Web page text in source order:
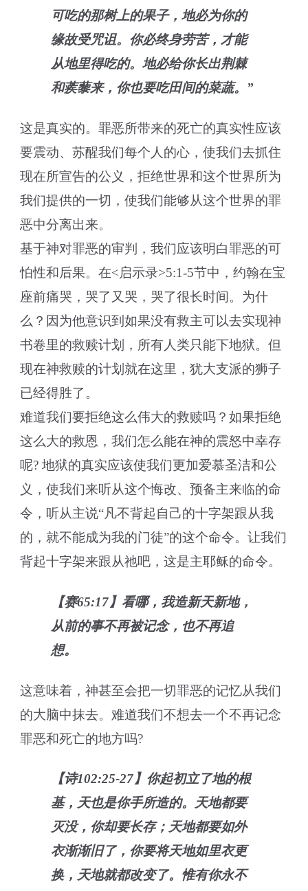
可吃的那树上的果子，地必为你的
缘故受咒诅。你必终身劳苦，才能
从地里得吃的。地必给你长出荆棘
和蒺藜来，你也要吃田间的菜蔬。”
这是真实的。罪恶所带来的死亡的真实性应该
要震动、苏醒我们每个人的心，使我们去抓住
现在所宣告的公义，拒绝世界和这个世界所为
我们提供的一切，使我们能够从这个世界的罪
恶中分离出来。
基于神对罪恶的审判，我们应该明白罪恶的可
怕性和后果。在<启示录>5:1-5节中，约翰在宝
座前痛哭，哭了又哭，哭了很长时间。为什
么？因为他意识到如果没有救主可以去实现神
书卷里的救赎计划，所有人类只能下地狱。但
现在神救赎的计划就在这里，犹大支派的狮子
已经得胜了。
难道我们要拒绝这么伟大的救赎吗？如果拒绝
这么大的救恩，我们怎么能在神的震怒中幸存
呢? 地狱的真实应该使我们更加爱慕圣洁和公
义，使我们来听从这个悔改、预备主来临的命
令，听从主说“凡不背起自己的十字架跟从我
的，就不能成为我的门徒”的这个命令。让我们
背起十字架来跟从祂吧，这是主耶稣的命令。
【赛65:17】看哪，我造新天新地，
从前的事不再被记念，也不再追
想。
这意味着，神甚至会把一切罪恶的记忆从我们
的大脑中抹去。难道我们不想去一个不再记念
罪恶和死亡的地方吗?
【诗102:25-27】你起初立了地的根
基，天也是你手所造的。天地都要
灭没，你却要长存；天地都要如外
衣渐渐旧了，你要将天地如里衣更
换，天地就都改变了。惟有你永不